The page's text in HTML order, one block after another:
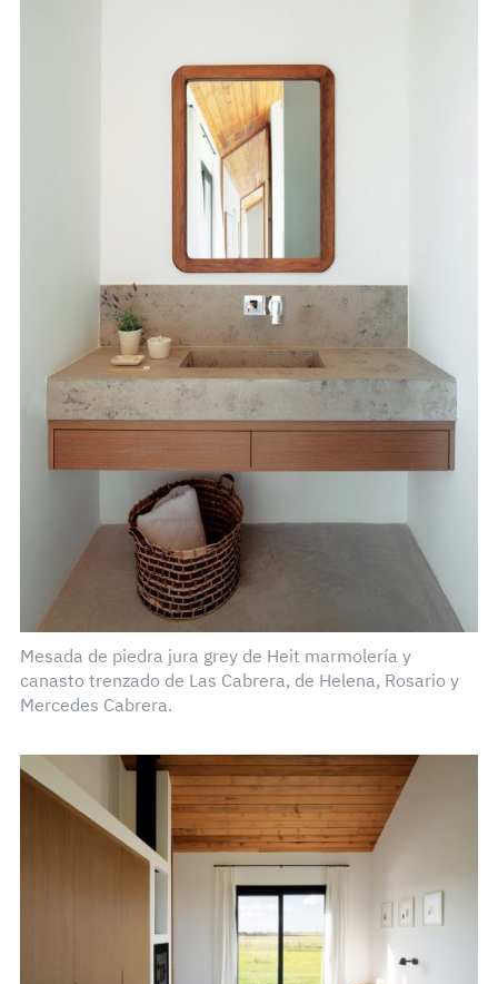
Mesada de piedra jura grey de Heit marmolería y
canasto trenzado de Las Cabrera, de Helena, Rosario y
Mercedes Cabrera.